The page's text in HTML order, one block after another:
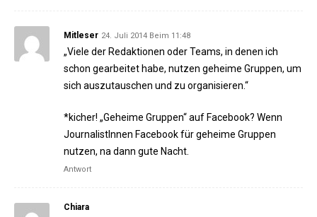
Mitleser 24. Juli 2014 Beim 11:48
„Viele der Redaktionen oder Teams, in denen ich
schon gearbeitet habe, nutzen geheime Gruppen, um
sich auszutauschen und zu organisieren.“
*kicher! „Geheime Gruppen“ auf Facebook? Wenn
JournalistInnen Facebook für geheime Gruppen
nutzen, na dann gute Nacht.
Antwort
Chiara